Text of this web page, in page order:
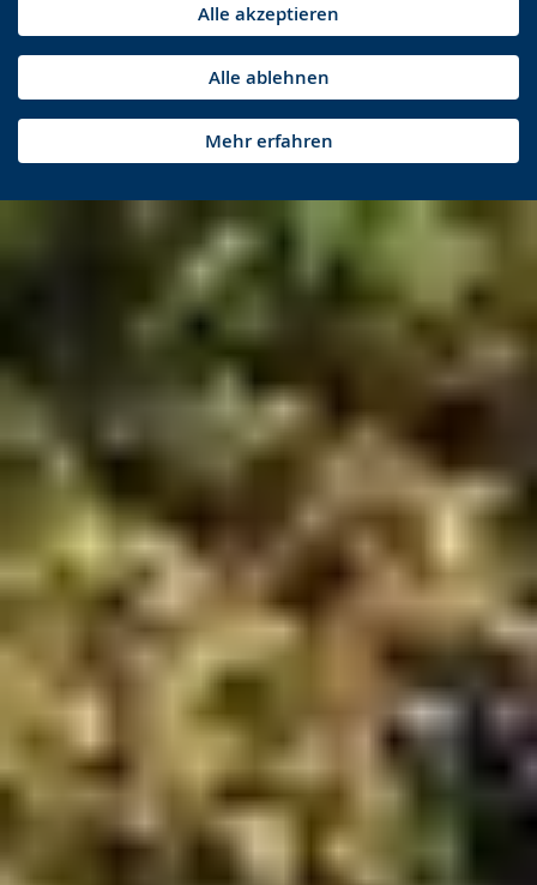
Alle akzeptieren
Alle ablehnen
Mehr erfahren